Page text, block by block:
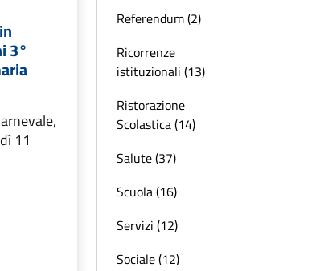
3°
11
Referendum (2)
Ricorrenze
istituzionali (13)
Ristorazione
Scolastica (14)
Salute (37)
Scuola (16)
Servizi (12)
Sociale (12)